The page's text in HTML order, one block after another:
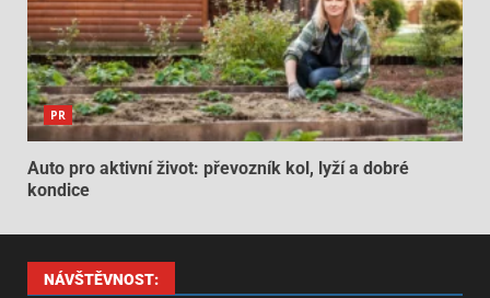
PR
Auto pro aktivní život: převozník kol, lyží a dobré
kondice
NÁVŠTĚVNOST: